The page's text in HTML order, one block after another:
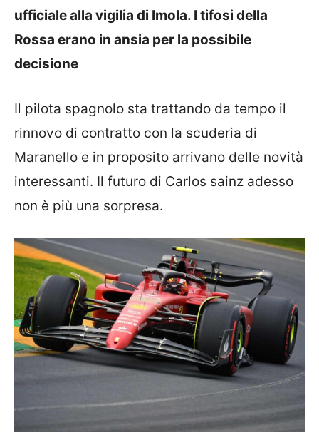
ufficiale alla vigilia di Imola. I tifosi della
Rossa erano in ansia per la possibile
decisione
Il pilota spagnolo sta trattando da tempo il
rinnovo di contratto con la scuderia di
Maranello e in proposito arrivano delle novità
interessanti. Il futuro di Carlos sainz adesso
non è più una sorpresa.